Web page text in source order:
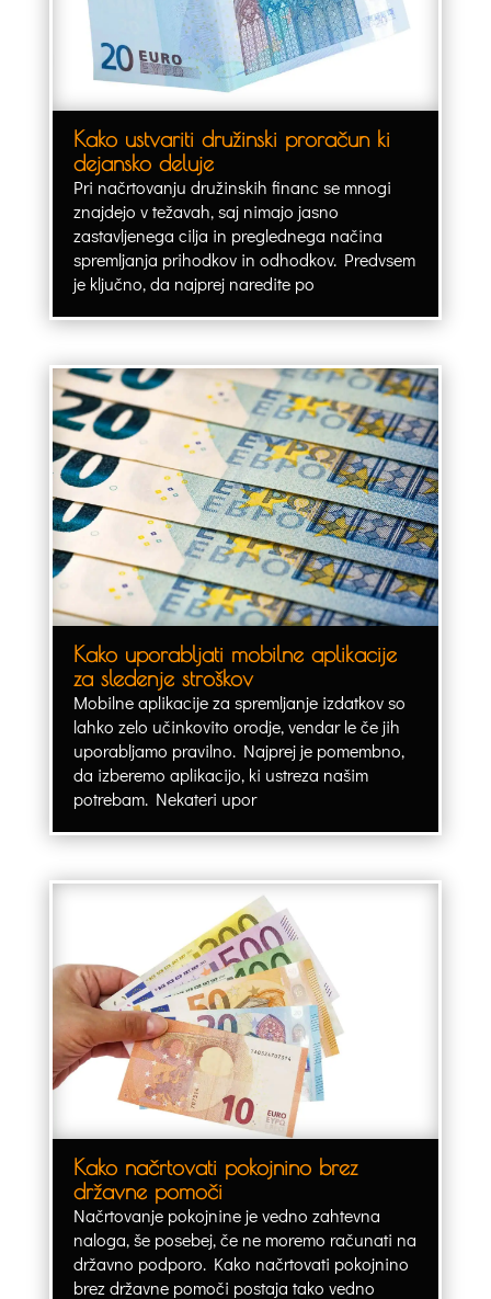
Kako ustvariti družinski proračun ki
dejansko deluje
Pri načrtovanju družinskih financ se mnogi
znajdejo v težavah, saj nimajo jasno
zastavljenega cilja in preglednega načina
spremljanja prihodkov in odhodkov. Predvsem
je ključno, da najprej naredite po
Kako uporabljati mobilne aplikacije
za sledenje stroškov
Mobilne aplikacije za spremljanje izdatkov so
lahko zelo učinkovito orodje, vendar le če jih
uporabljamo pravilno. Najprej je pomembno,
da izberemo aplikacijo, ki ustreza našim
potrebam. Nekateri upor
Kako načrtovati pokojnino brez
državne pomoči
Načrtovanje pokojnine je vedno zahtevna
naloga, še posebej, če ne moremo računati na
državno podporo. Kako načrtovati pokojnino
brez državne pomoči postaja tako vedno